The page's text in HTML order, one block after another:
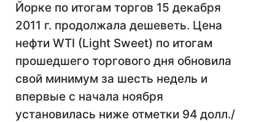
Йорке по итогам торгов 15 декабря
2011 г. продолжала дешеветь. Цена
нефти WTI (Light Sweet) по итогам
прошедшего торгового дня обновила
свой минимум за шесть недель и
впервые с начала ноября
установилась ниже отметки 94 долл./